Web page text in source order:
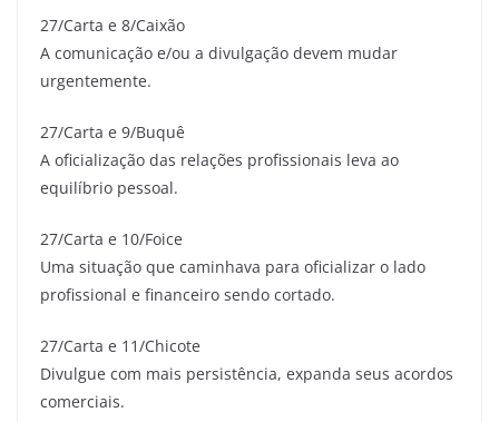
27/Carta e 8/Caixão
A comunicação e/ou a divulgação devem mudar
urgentemente.
27/Carta e 9/Buquê
A oficialização das relações profissionais leva ao
equilíbrio pessoal.
27/Carta e 10/Foice
Uma situação que caminhava para oficializar o lado
profissional e financeiro sendo cortado.
27/Carta e 11/Chicote
Divulgue com mais persistência, expanda seus acordos
comerciais.